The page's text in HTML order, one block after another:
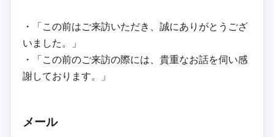
・「この前はご来訪いただき、誠にありがとうござ
いました。」
・「この前のご来訪の際には、貴重なお話を伺い感
謝しております。」
メール